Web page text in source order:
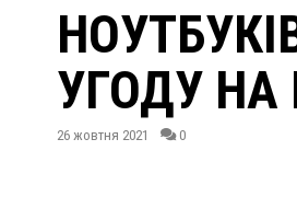
УГОДУ
26 жовтня 2021 0